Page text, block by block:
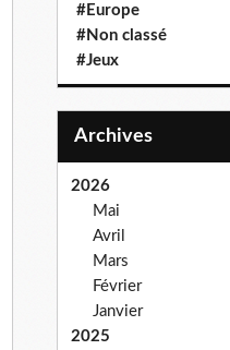
#Europe
#Non classé
#Jeux
Archives
2026
Mai
Avril
Mars
Février
Janvier
2025